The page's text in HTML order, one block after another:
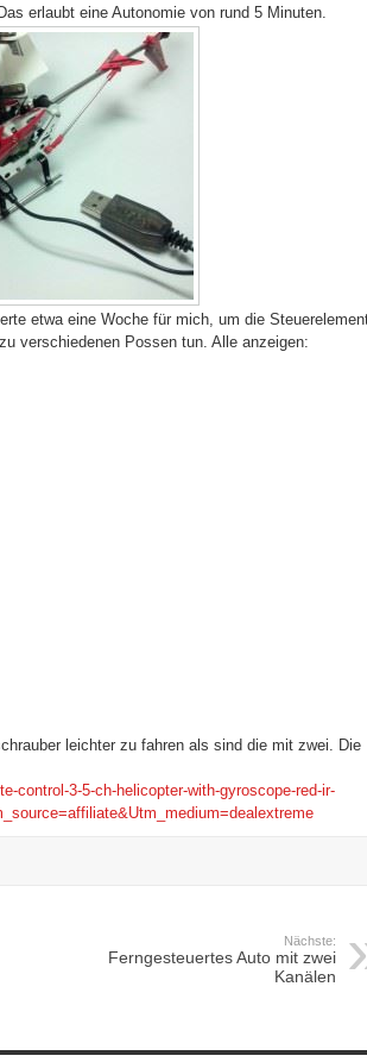
erlaubt eine Autonomie von rund 5 Minuten.
etwa eine Woche für mich, um die
verschiedenen Possen tun. Alle anzeigen:
leichter zu fahren als sind die mit zwei. Die
control-3-5-ch-helicopter-with-gyroscope-red-ir-
Nächste:
Ferngesteuertes Auto mit zwei
Kanälen